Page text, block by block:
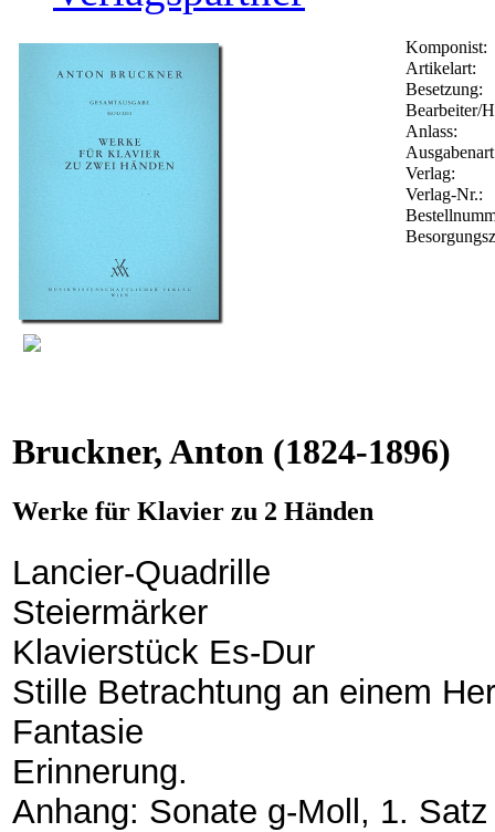
Komponist:
Artikelart:
Besetzung:
Bearbeiter/
Anlass:
Verlag:
Verlag-Nr.:
Bruckner, Anton (1824-1896)
Werke für Klavier zu 2 Händen
Lancier-Quadrille
Steiermärker
Klavierstück Es-Dur
Stille Betrachtung an einem
Fantasie
Erinnerung.
Anhang: Sonate g-Moll, 1.